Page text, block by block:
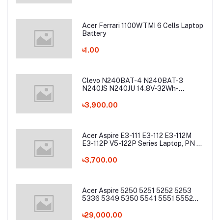
Acer Ferrari 1100WTMI 6 Cells Laptop
Battery
৳1.00
Clevo N240BAT-4 N240BAT-3
N240JS N240JU 14.8V-32Wh-
৳3,900.00
Acer Aspire E3-111 E3-112 E3-112M
E3-112P V5-122P Series Laptop, PN -
৳3,700.00
Acer Aspire 5250 5251 5252 5253
5336 5349 5350 5541 5551 5552
5745 5749 5750 5755 5760 7251
৳29,000.00